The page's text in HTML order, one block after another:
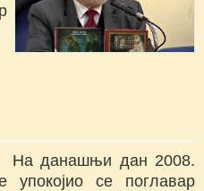
дан 2008.
упокојио се поглавар